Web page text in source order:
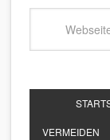
VERMEIDEN